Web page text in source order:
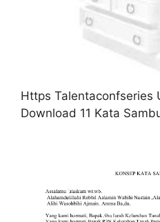
Https Talentaconfseries
Download 11 Kata